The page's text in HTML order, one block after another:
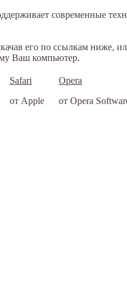
современные
его по ссылкам ниже,
Ваш компьютер.
Safari
от Apple
Opera
от Opera